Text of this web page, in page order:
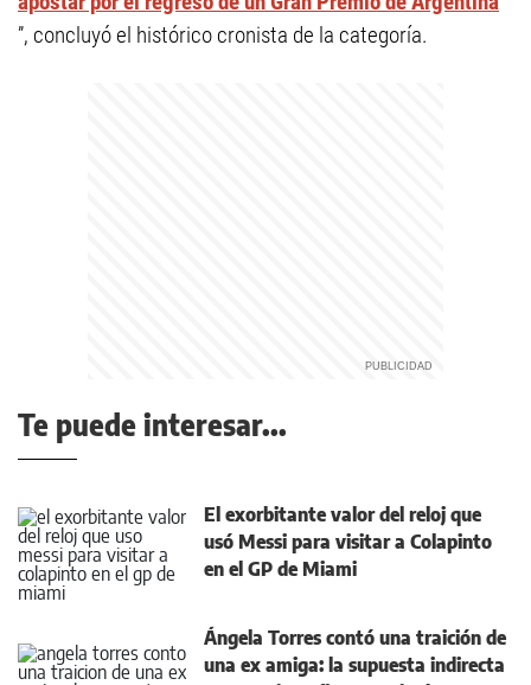
”, concluyó el histórico cronista de la categoría.
Te puede interesar...
El exorbitante valor del reloj que
usó Messi para visitar a Colapinto
en el GP de Miami
Ángela Torres contó una traición de
una ex amiga: la supuesta indirecta